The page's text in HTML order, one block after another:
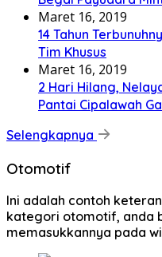
Maret 16, 2019
14 Tahun
Tim Khusus
Maret 16, 2019
2 Hari Hilang,
Pantai Cipalawah
Selengkapnya
Otomotif
Ini adalah contoh
kategori otomotif, anda
memasukkannya pada